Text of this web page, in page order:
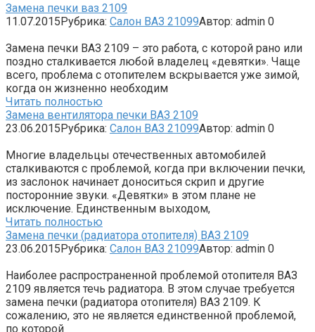
Замена печки ваз 2109
11.07.2015Рубрика: Салон ВАЗ 21099Автор: admin 0
Замена печки ВАЗ 2109 – это работа, с которой рано или
поздно сталкивается любой владелец «девятки». Чаще
всего, проблема с отопителем вскрывается уже зимой,
когда он жизненно необходим
Читать полностью
Замена вентилятора печки ВАЗ 2109
23.06.2015Рубрика: Салон ВАЗ 21099Автор: admin 0
Многие владельцы отечественных автомобилей
сталкиваются с проблемой, когда при включении печки,
из заслонок начинает доноситься скрип и другие
посторонние звуки. «Девятки» в этом плане не
исключение. Единственным выходом,
Читать полностью
Замена печки (радиатора отопителя) ВАЗ 2109
23.06.2015Рубрика: Салон ВАЗ 21099Автор: admin 0
Наиболее распространенной проблемой отопителя ВАЗ
2109 является течь радиатора. В этом случае требуется
замена печки (радиатора отопителя) ВАЗ 2109. К
сожалению, это не является единственной проблемой,
по которой